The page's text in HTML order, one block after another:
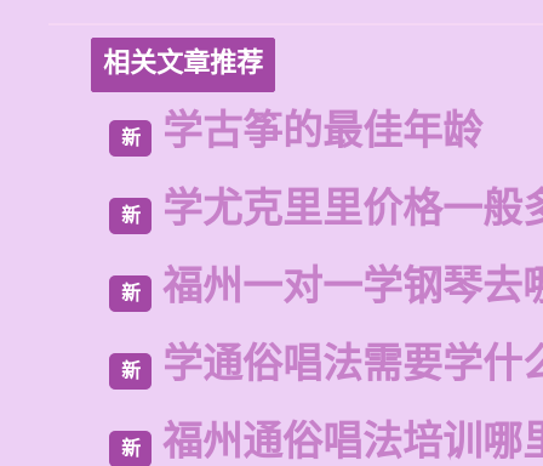
相关文章推荐
新 学古筝的最佳年龄
新 学尤克里里价格一般
新 福州一对一学钢琴去
新 学通俗唱法需要学什
新 福州通俗唱法培训哪